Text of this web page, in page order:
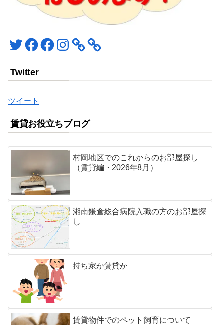
TwitterFacebookFacebookInstagram
Twitter
ツイート
賃貸お役立ちブログ
村岡地区でのこれからのお部屋探し
（賃貸編・2026年8月）
湘南鎌倉総合病院入職の方のお部屋探
し
持ち家か賃貸か
賃貸物件でのペット飼育について